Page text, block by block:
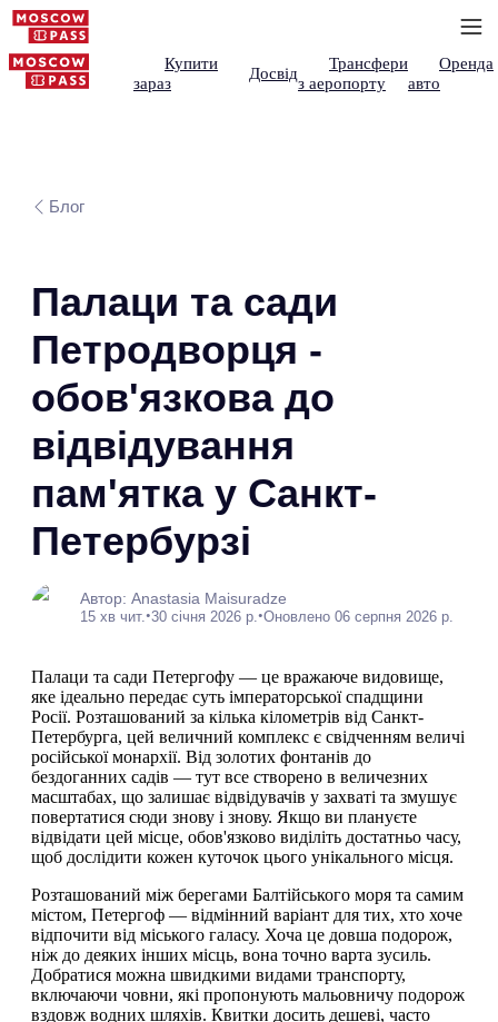
Купити
зараз
Досвід
Трансфери
з аеропорту
Оренда
авто
Блог
Палаци та сади
Петродворця -
обов'язкова до
відвідування
пам'ятка у Санкт-
Петербурзі
Автор: Anastasia Maisuradze
15 хв чит. •30 січня 2026 р. •Оновлено 06 серпня 2026 р.
Палаци та сади Петергофу — це вражаюче видовище,
яке ідеально передає суть імператорської спадщини
Росії. Розташований за кілька кілометрів від Санкт-
Петербурга, цей величний комплекс є свідченням величі
російської монархії. Від золотих фонтанів до
бездоганних садів — тут все створено в величезних
масштабах, що залишає відвідувачів у захваті та змушує
повертатися сюди знову і знову. Якщо ви плануєте
відвідати цей місце, обов'язково виділіть достатньо часу,
щоб дослідити кожен куточок цього унікального місця.
Розташований між берегами Балтійського моря та самим
містом, Петергоф — відмінний варіант для тих, хто хоче
відпочити від міського галасу. Хоча це довша подорож,
ніж до деяких інших місць, вона точно варта зусиль.
Добратися можна швидкими видами транспорту,
включаючи човни, які пропонують мальовничу подорож
вздовж водних шляхів. Квитки досить дешеві, часто